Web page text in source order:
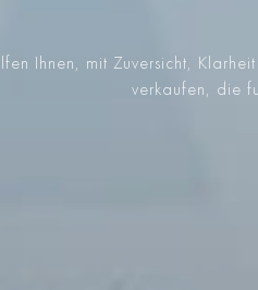
Ihnen, mit Zuversicht,
verkaufen, die